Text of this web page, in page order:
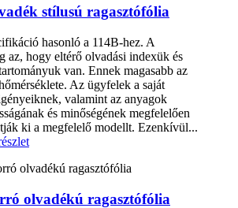
stílusú ragasztófólia
hasonló a 114B-hez. A
az, hogy eltérő olvadási indexük és
van. Ennek magasabb az
Az ügyfelek a saját
valamint az anyagok
és minőségének megfelelően
ki a megfelelő modellt. Ezenkívül...
olvadékú ragasztófólia